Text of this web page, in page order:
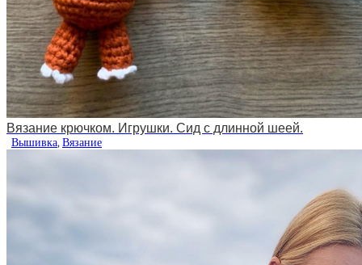
Вязание крючком. Игрушки. Сид с длинной шеей.
Вышивка,Вязание